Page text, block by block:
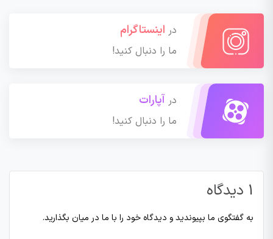
در اینستاگرام
ما را دنبال کنید!
در آپارات
ما را دنبال کنید!
1 دیدگاه
به گفتگوی ما بپیوندید و دیدگاه خود را با ما در میان بگذارید.